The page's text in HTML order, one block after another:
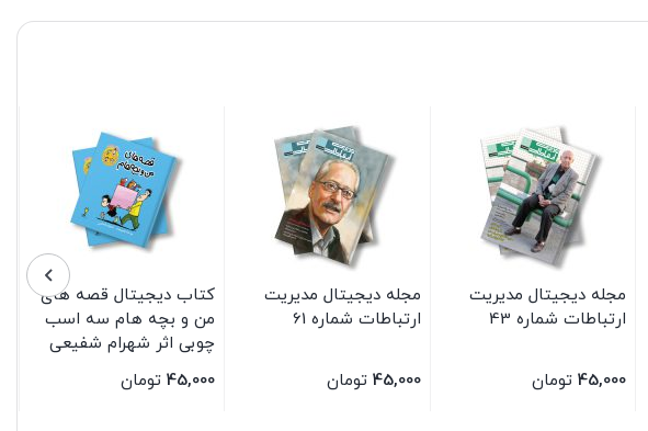
مجله دیجیتال مدیریت
ارتباطات شماره 43
45,000 تومان
مجله دیجیتال مدیریت
ارتباطات شماره 61
45,000 تومان
کتاب دیجیتال قصه های
من و بچه هام سه اسب
چوبی اثر شهرام شفیعی
انتشارات سیمای شرق
45,000 تومان